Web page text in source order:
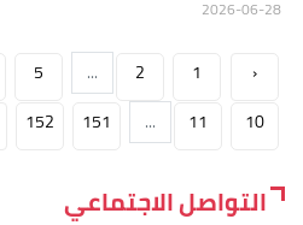
‹
1
2
...
5
10
11
...
151
152
التواصل الاجتماعي